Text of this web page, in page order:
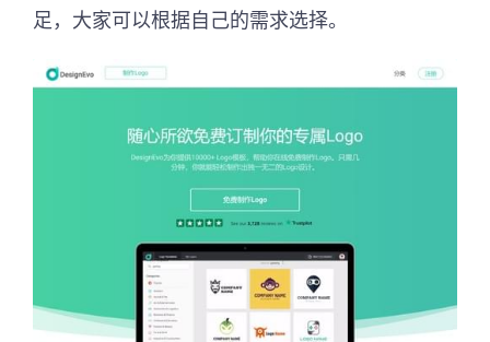
足，大家可以根据自己的需求选择。